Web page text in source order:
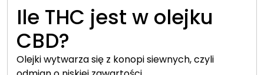
Ile THC jest w olejku
CBD?
Olejki wytwarza się z konopi siewnych, czyli